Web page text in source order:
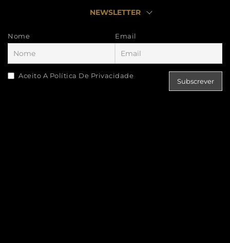
NEWSLETTER
Nome Email
Aceito A Política De Privacidade